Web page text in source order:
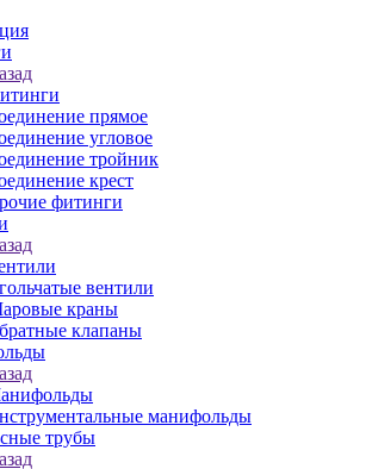
прямое
угловое
тройник
крест
фитинги
вентили
краны
клапаны
манифольды
трубы